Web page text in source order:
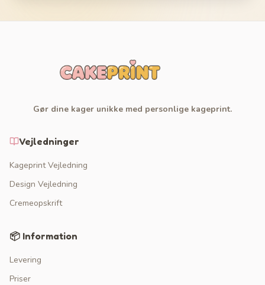
Gør dine kager unikke med personlige kageprint.
Vejledninger
Kageprint Vejledning
Design Vejledning
Cremeopskrift
📦 Information
Levering
Priser